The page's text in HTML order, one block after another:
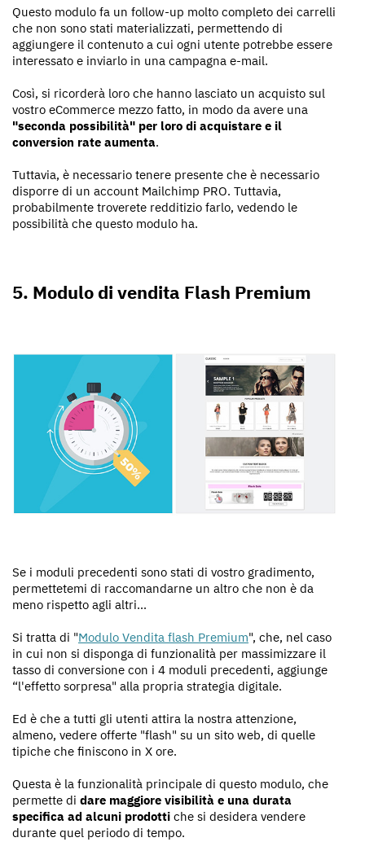
Questo modulo fa un follow-up molto completo dei carrelli
che non sono stati materializzati, permettendo di
aggiungere il contenuto a cui ogni utente potrebbe essere
interessato e inviarlo in una campagna e-mail.
Così, si ricorderà loro che hanno lasciato un acquisto sul
vostro eCommerce mezzo fatto, in modo da avere una
"seconda possibilità" per loro di acquistare e il
conversion rate aumenta.
Tuttavia, è necessario tenere presente che è necessario
disporre di un account Mailchimp PRO. Tuttavia,
probabilmente troverete redditizio farlo, vedendo le
possibilità che questo modulo ha.
5. Modulo di vendita Flash Premium
Se i moduli precedenti sono stati di vostro gradimento,
permettetemi di raccomandarne un altro che non è da
meno rispetto agli altri...
Si tratta di "Modulo Vendita flash Premium", che, nel caso
in cui non si disponga di funzionalità per massimizzare il
tasso di conversione con i 4 moduli precedenti, aggiunge
“l'effetto sorpresa" alla propria strategia digitale.
Ed è che a tutti gli utenti attira la nostra attenzione,
almeno, vedere offerte "flash" su un sito web, di quelle
tipiche che finiscono in X ore.
Questa è la funzionalità principale di questo modulo, che
permette di dare maggiore visibilità e una durata
specifica ad alcuni prodotti che si desidera vendere
durante quel periodo di tempo.